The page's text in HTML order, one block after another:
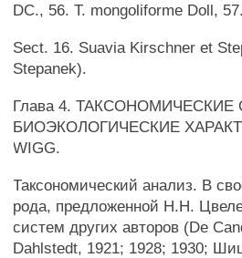
DC., 56. Т. mongoliforme Doll,
Sect. 16. Suavia Kirschner et
Stepanek).
Глава 4.
БИОЭКОЛОГИЧЕСКИЕ
WIGG.
Таксономический анализ. В
рода, предложенной H.H.
систем других авторов (De
Dahlstedt, 1921; 1928; 1930;